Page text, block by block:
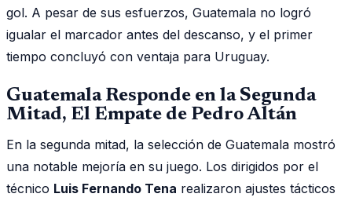
gol. A pesar de sus esfuerzos, Guatemala no logró
igualar el marcador antes del descanso, y el primer
tiempo concluyó con ventaja para Uruguay.
Guatemala Responde en la Segunda
Mitad, El Empate de Pedro Altán
En la segunda mitad, la selección de Guatemala mostró
una notable mejoría en su juego. Los dirigidos por el
técnico Luis Fernando Tena realizaron ajustes tácticos